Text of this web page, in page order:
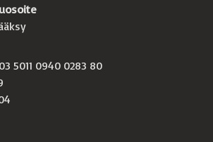
5011 0940 0283 80